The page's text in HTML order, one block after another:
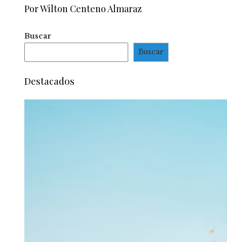
Por Wilton Centeno Almaraz
Buscar
Buscar
Destacados